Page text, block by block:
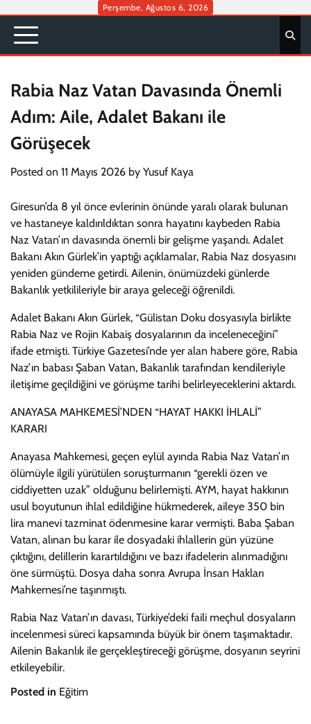
content
Perşembe, Ağustos 6, 2026
Rabia Naz Vatan Davasında Önemli
Adım: Aile, Adalet Bakanı ile
Görüşecek
Posted on 11 Mayıs 2026 by Yusuf Kaya
Giresun’da 8 yıl önce evlerinin önünde yaralı olarak bulunan
ve hastaneye kaldırıldıktan sonra hayatını kaybeden Rabia
Naz Vatan’ın davasında önemli bir gelişme yaşandı. Adalet
Bakanı Akın Gürlek’in yaptığı açıklamalar, Rabia Naz dosyasını
yeniden gündeme getirdi. Ailenin, önümüzdeki günlerde
Bakanlık yetkilileriyle bir araya geleceği öğrenildi.
Adalet Bakanı Akın Gürlek, “Gülistan Doku dosyasıyla birlikte
Rabia Naz ve Rojin Kabaiş dosyalarının da inceleneceğini”
ifade etmişti. Türkiye Gazetesi’nde yer alan habere göre, Rabia
Naz’ın babası Şaban Vatan, Bakanlık tarafından kendileriyle
iletişime geçildiğini ve görüşme tarihi belirleyeceklerini aktardı.
ANAYASA MAHKEMESİ’NDEN “HAYAT HAKKI İHLALİ”
KARARI
Anayasa Mahkemesi, geçen eylül ayında Rabia Naz Vatan’ın
ölümüyle ilgili yürütülen soruşturmanın “gerekli özen ve
ciddiyetten uzak” olduğunu belirlemişti. AYM, hayat hakkının
usul boyutunun ihlal edildiğine hükmederek, aileye 350 bin
lira manevi tazminat ödenmesine karar vermişti. Baba Şaban
Vatan, alınan bu karar ile dosyadaki ihlallerin gün yüzüne
çıktığını, delillerin karartıldığını ve bazı ifadelerin alınmadığını
öne sürmüştü. Dosya daha sonra Avrupa İnsan Hakları
Mahkemesi’ne taşınmıştı.
Rabia Naz Vatan’ın davası, Türkiye’deki faili meçhul dosyaların
incelenmesi süreci kapsamında büyük bir önem taşımaktadır.
Ailenin Bakanlık ile gerçekleştireceği görüşme, dosyanın seyrini
etkileyebilir.
Posted in Eğitim